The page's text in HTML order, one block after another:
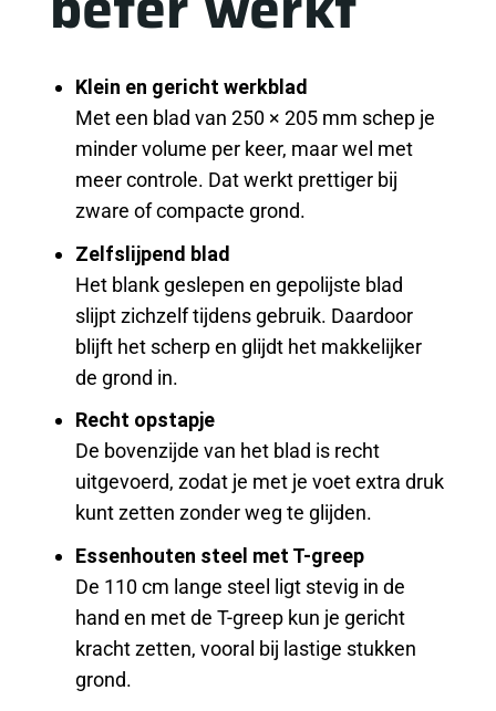
Klein en gericht werkblad
Met een blad van 250 × 205 mm schep je
minder volume per keer, maar wel met
meer controle. Dat werkt prettiger bij
zware of compacte grond.
Zelfslijpend blad
Het blank geslepen en gepolijste blad
slijpt zichzelf tijdens gebruik. Daardoor
blijft het scherp en glijdt het makkelijker
de grond in.
Recht opstapje
De bovenzijde van het blad is recht
uitgevoerd, zodat je met je voet extra druk
kunt zetten zonder weg te glijden.
Essenhouten steel met T-greep
De 110 cm lange steel ligt stevig in de
hand en met de T-greep kun je gericht
kracht zetten, vooral bij lastige stukken
grond.